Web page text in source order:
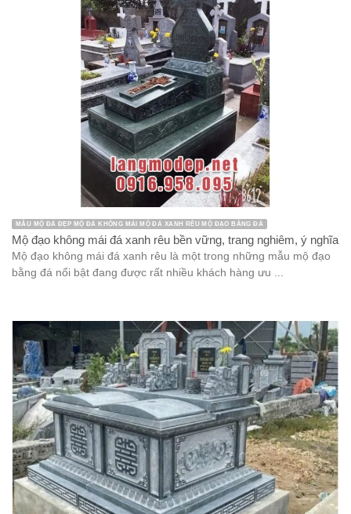
MẪU MỘ ĐÁ ĐẸP MỘ ĐÁ KHÔNG MÁI MỘ ĐÁ XANH RÊU MỘ ĐẠO BẰNG ĐÁ
Mộ đạo không mái đá xanh rêu bền vững, trang nghiêm, ý nghĩa
Mộ đạo không mái đá xanh rêu là một trong những mẫu mộ đạo
bằng đá nổi bật đang được rất nhiều khách hàng ưu ...